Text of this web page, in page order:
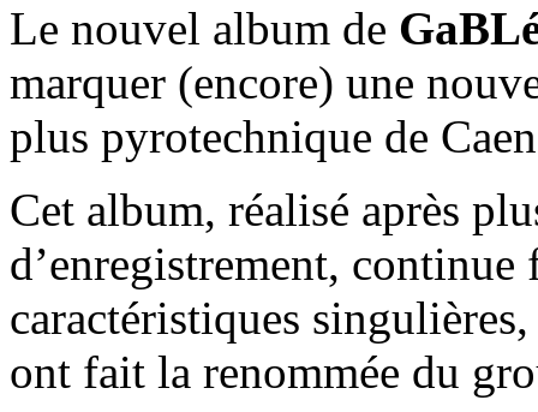
Le nouvel album de
marquer (encore) une
plus pyrotechnique de
Cet album, réalisé après
d’enregistrement,
caractéristiques
ont fait la renommée du